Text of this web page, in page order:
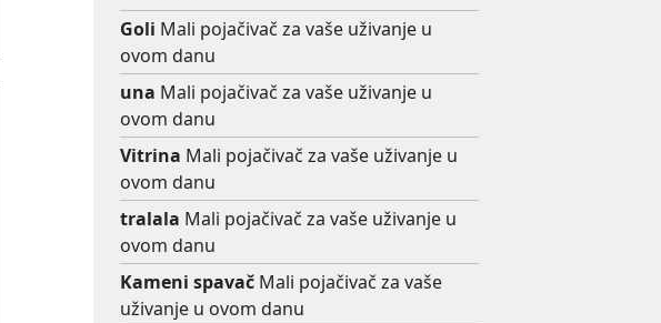
Goli Mali pojačivač za vaše uživanje u
ovom danu
una Mali pojačivač za vaše uživanje u
ovom danu
Vitrina Mali pojačivač za vaše uživanje u
ovom danu
tralala Mali pojačivač za vaše uživanje u
ovom danu
Kameni spavač Mali pojačivač za vaše
uživanje u ovom danu